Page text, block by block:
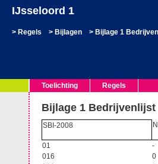
IJsseloord 1
Regels Bijlagen Bijlage 1
Toelichting Regels
Bijlage 1 Bedrijvenlijst
SBI-2008
01 -
016
0